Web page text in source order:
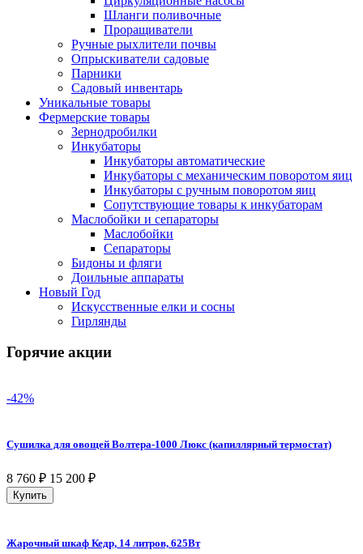
Шланги поливочные
Проращиватели
Ручные рыхлители почвы
Опрыскиватели садовые
Парники
Садовый инвентарь
Уникальные товары
Фермерские товары
Зернодробилки
Инкубаторы
Инкубаторы автоматические
Инкубаторы с механическим поворотом яиц
Инкубаторы с ручным поворотом яиц
Сопутствующие товары к инкубаторам
Маслобойки и сепараторы
Маслобойки
Сепараторы
Бидоны и фляги
Доильные аппараты
Новый Год
Искусственные елки и сосны
Гирлянды
Горячие акции
-42%
Сушилка для овощей Волтера-1000 Люкс (капиллярный термостат)
8 760 ₽ 15 200 ₽
Купить
Жарочный шкаф Кедр, 14 литров, 625Вт